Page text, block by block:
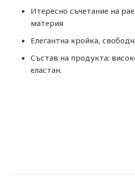
Итересно съчетание на
материя
Елегантна кройка,
Състав на продукта:
еластан.